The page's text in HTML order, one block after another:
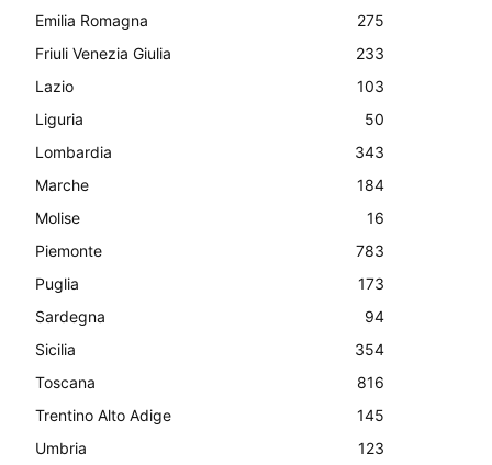
Emilia Romagna
275
Friuli Venezia Giulia
233
Lazio
103
Liguria
50
Lombardia
343
Marche
184
Molise
16
Piemonte
783
Puglia
173
Sardegna
94
Sicilia
354
Toscana
816
Trentino Alto Adige
145
Umbria
123